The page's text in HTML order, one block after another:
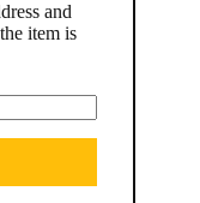
and
item is